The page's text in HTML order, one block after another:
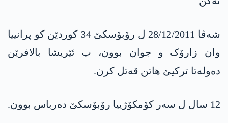
شەڤا 28/12/2011 ل رۆبۆسکێ 34 کوردێن کو پرانییا
وان زارۆک و جوان بوون، ب ئێریشا بالافرێن
دەولەتا ترکیێ هاتن قەتل کرن.
12 سال ل سەر كۆمكۆژییا رۆبۆسکێ دەرباس بوون.